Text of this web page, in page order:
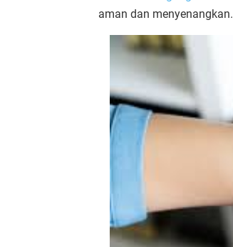
aman dan menyenangkan.